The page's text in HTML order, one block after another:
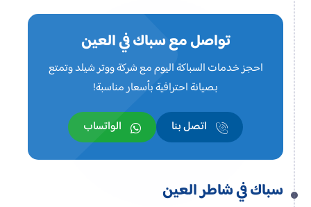
تواصل مع سباك في العين
احجز خدمات السباكة اليوم مع شركة ووتر شيلد وتمتع
بصيانة احترافية بأسعار مناسبة!
اتصل بنا الواتساب
سباك في شاطر العين